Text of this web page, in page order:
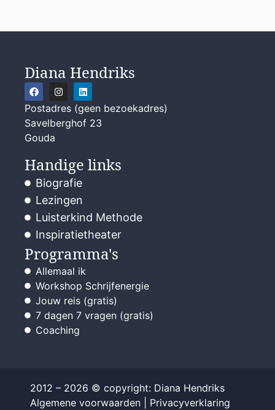
Diana Hendriks
Postadres (geen bezoekadres)
Savelberghof 23
Gouda
Handige links
Biografie
Lezingen
Luisterkind Methode
Inspiratietheater
Programma's
Allemaal ik
Workshop Schrijfenergie
Jouw reis (gratis)
7 dagen 7 vragen (gratis)
Coaching
2012 – 2026 © copyright: Diana Hendriks
Algemene voorwaarden
Privacyverklaring